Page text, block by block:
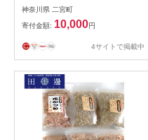
わせセット ／ かつおぶし 鰹
節 神奈川県 特産品 いわし削
り節 真いわし だし用 乾物 料
理素材 香り豊か ふんわり 和
おつまみ お取り寄せ No.041
神奈川県 二宮町
寄付金額: 10,000円
4サイトで掲載中